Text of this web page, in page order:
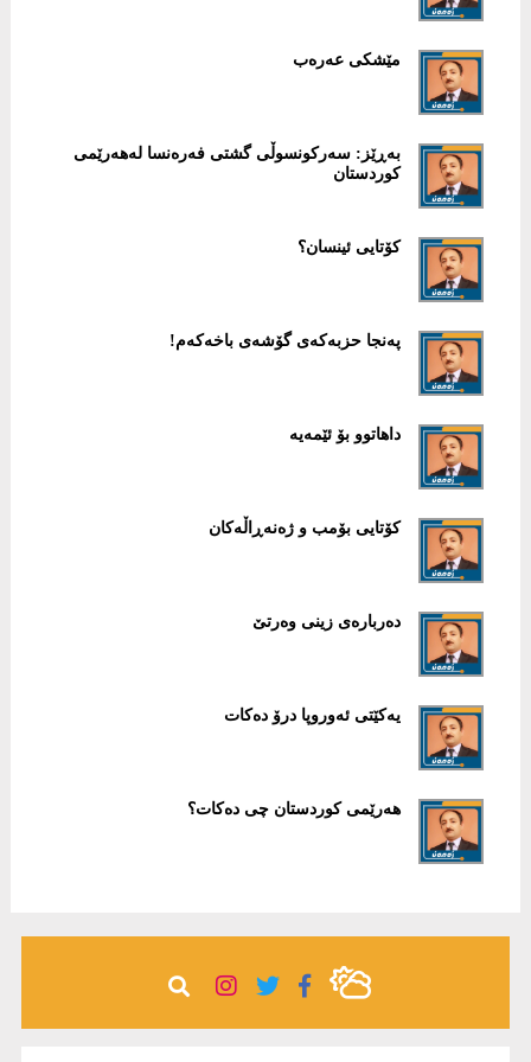
مێشكی عەرەب
بەڕێز: سەركونسوڵی گشتی فەرەنسا لەهەرێمی
كوردستان
كۆتایی ئینسان؟
پەنجا حزبەكەی گۆشەی باخەكەم!
داهاتوو بۆ ئێمەیە
كۆتایی بۆمب ‌و ژەنەڕاڵەكان
دەربارەی زینی وەرتێ
یەكێتی ئەوروپا درۆ دەكات
هەرێمی كوردستان چی دەكات؟